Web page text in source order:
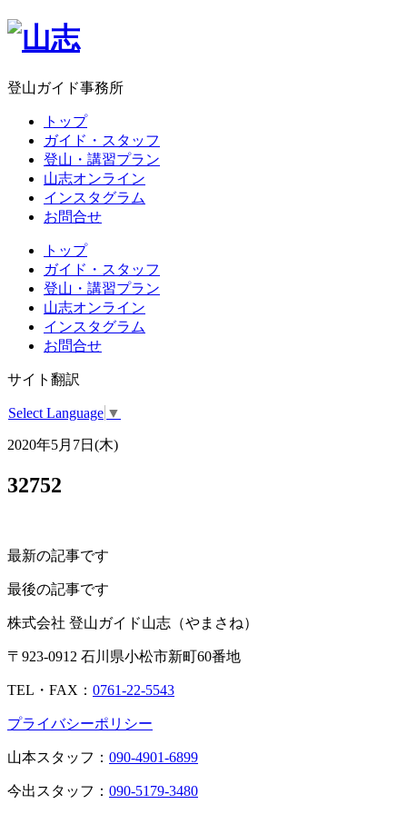
登山ガイド事務所
トップ
ガイド・スタッフ
登山・講習プラン
山志オンライン
インスタグラム
お問合せ
トップ
ガイド・スタッフ
登山・講習プラン
山志オンライン
インスタグラム
お問合せ
サイト翻訳
Select Language ▼
2020年5月7日(木)
32752
最新の記事です
最後の記事です
株式会社 登山ガイド山志（やまさね）
〒923-0912 石川県小松市新町60番地
TEL・FAX： 0761-22-5543
プライバシーポリシー
山本スタッフ： 090-4901-6899
今出スタッフ： 090-5179-3480